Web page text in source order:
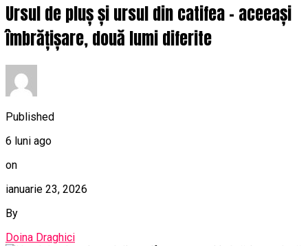
Ursul de pluș și ursul din catifea – aceeași
îmbrățișare, două lumi diferite
Published
6 luni ago
on
ianuarie 23, 2026
By
Doina Draghici